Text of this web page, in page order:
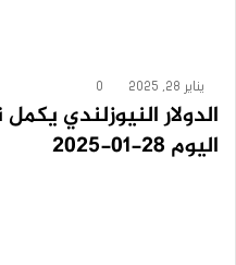
يناير 28, 2025 0
الدولار النيوزلندي
اليوم 28-01-2025